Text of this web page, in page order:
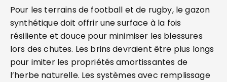
Pour les terrains de football et de rugby, le gazon
synthétique doit offrir une surface à la fois
résiliente et douce pour minimiser les blessures
lors des chutes. Les brins devraient être plus longs
pour imiter les propriétés amortissantes de
l’herbe naturelle. Les systèmes avec remplissage